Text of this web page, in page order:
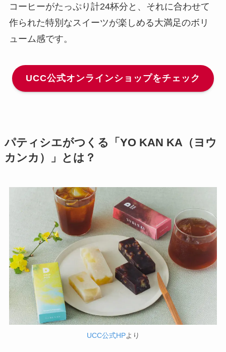
コーヒーがたっぷり計24杯分と、それに合わせて
作られた特別なスイーツが楽しめる大満足のボリ
ューム感です。
UCC公式オンラインショップをチェック
パティシエがつくる「YO KAN KA（ヨウ
カンカ）」とは？
UCC公式HPより